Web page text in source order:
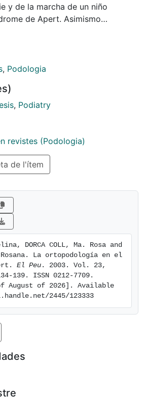
y de la marcha de un niño
de Apert. Asimismo
ortopodológicos, y
molde positivo.
, Podologia
, Podiatry
revistes (Podologia)
de l'ítem
DORCA COLL, Ma. Rosa and
Rosana. La ortopodología en el
El Peu . 2003. Vol. 23,
139. ISSN 0212-7709.
August of 2026]. Available
2445/123333